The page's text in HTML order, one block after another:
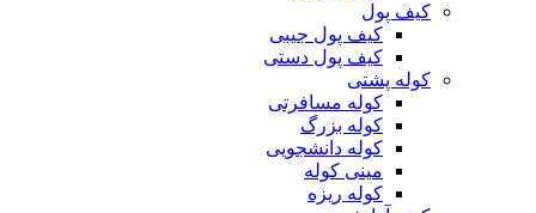
کیف پول
کیف پول جیبی
کیف پول دستی
کوله پشتی
کوله مسافرتی
کوله بزرگ
کوله دانشجویی
مینی کوله
کوله ریزه